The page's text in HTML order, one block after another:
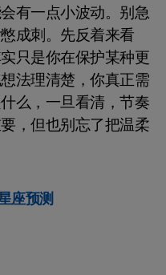
有一点小波动。别急
成刺。先反着来看
只是你在保护某种更
法理清楚，你真正需
么，一旦看清，节奏
，但也别忘了把温柔
座预测